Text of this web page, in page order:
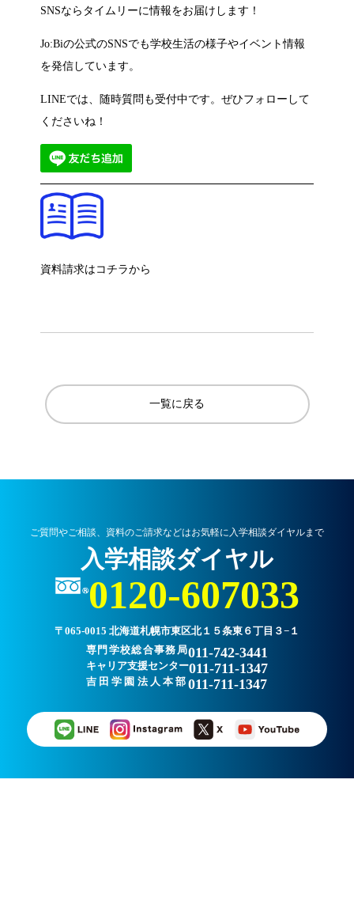
SNSならタイムリーに情報をお届けします！
Jo:Biの公式のSNSでも学校生活の様子やイベント情報
を発信しています。
LINEでは、随時質問も受付中です。ぜひフォローして
くださいね！
資料請求はコチラから
一覧に戻る
ご質問やご相談、資料のご請求などはお気軽に入学相談ダイヤルまで
入学相談ダイヤル
0120-607033
〒065-0015 北海道札幌市東区北１５条東６丁目３−１
専門学校総合事務局011-742-3441
キャリア支援センター011-711-1347
吉田学園法人本部011-711-1347